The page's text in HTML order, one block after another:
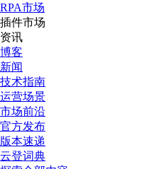
RPA市场
插件市场
资讯
博客
新闻
技术指南
运营场景
市场前沿
官方发布
版本速递
云登词典